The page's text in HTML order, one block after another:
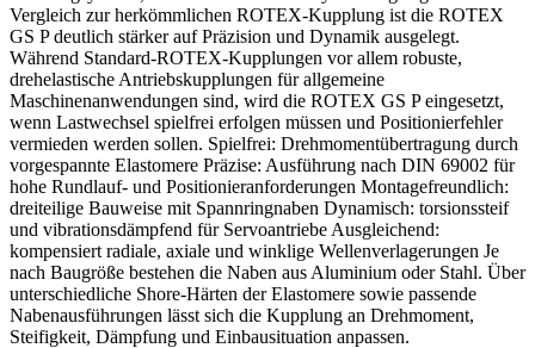
Vergleich zur herkömmlichen ROTEX-Kupplung ist die ROTEX
GS P deutlich stärker auf Präzision und Dynamik ausgelegt.
Während Standard-ROTEX-Kupplungen vor allem robuste,
drehelastische Antriebskupplungen für allgemeine
Maschinenanwendungen sind, wird die ROTEX GS P eingesetzt,
wenn Lastwechsel spielfrei erfolgen müssen und Positionierfehler
vermieden werden sollen. Spielfrei: Drehmomentübertragung durch
vorgespannte Elastomere Präzise: Ausführung nach DIN 69002 für
hohe Rundlauf- und Positionieranforderungen Montagefreundlich:
dreiteilige Bauweise mit Spannringnaben Dynamisch: torsionssteif
und vibrationsdämpfend für Servoantriebe Ausgleichend:
kompensiert radiale, axiale und winklige Wellenverlagerungen Je
nach Baugröße bestehen die Naben aus Aluminium oder Stahl. Über
unterschiedliche Shore-Härten der Elastomere sowie passende
Nabenausführungen lässt sich die Kupplung an Drehmoment,
Steifigkeit, Dämpfung und Einbausituation anpassen.